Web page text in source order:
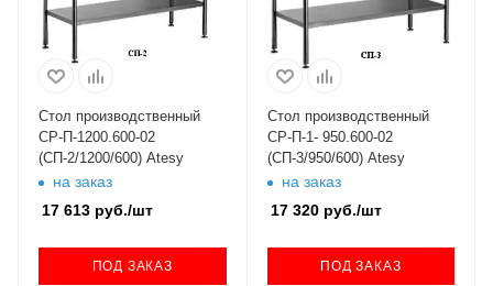
Стол производственный
СР-П-1200.600-02
(СП-2/1200/600) Atesy
на заказ
17 613 руб./шт
ПОД ЗАКАЗ
Стол производственный
СР-П-1- 950.600-02
(СП-3/950/600) Atesy
на заказ
17 320руб./шт
ПОД ЗАКАЗ